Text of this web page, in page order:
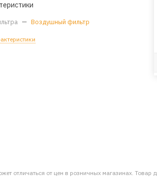
— Воздушный фильтр
отличаться от цен в розничных магазинах.